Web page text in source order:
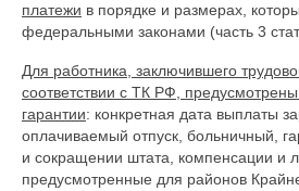
платежи в порядке и размерах,
федеральными законами (часть 3
Для работника, заключившего
соответствии с ТК РФ,
гарантии: конкретная дата выплаты
оплачиваемый отпуск, больничный,
и сокращении штата, компенсации и
предусмотренные для районов